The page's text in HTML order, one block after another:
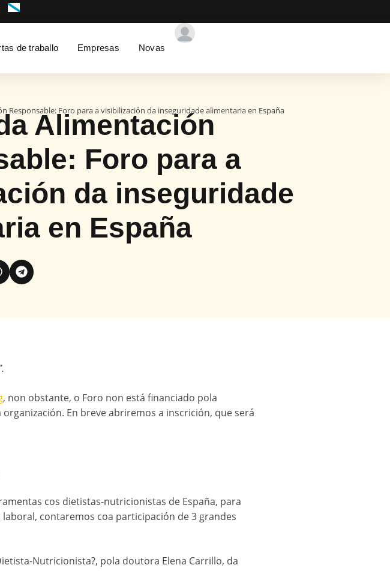
de traballo Empresas Novas
Responsable: Foro para a visibilización da inseguridade alimentaria en España
Alimentación
Foro para a
da inseguridade
en España
, non obstante, o Foro non está financiado pola
En breve abriremos a inscrición, que será
cos dietistas-nutricionistas de España, para
contaremos coa participación de 3 grandes
Nutricionista?, pola doutora Elena Carrillo, da